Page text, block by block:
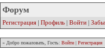
Форум
Регистрация | Профиль | Войти |
» Добро пожаловать, Гость: Войти | Регистрация